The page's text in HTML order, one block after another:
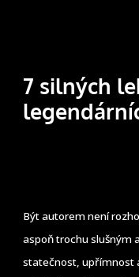
7 silných
Být autorem není
aspoň trochu slušným
statečnost, upřímnost